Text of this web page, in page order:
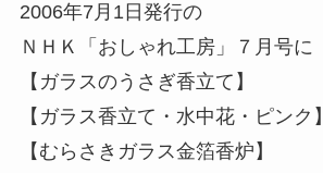
2006年7月1日発行の
ＮＨＫ「おしゃれ工房」７月号に
【ガラスのうさぎ香立て】
【ガラス香立て・水中花・ピンク】
【むらさきガラス金箔香炉】